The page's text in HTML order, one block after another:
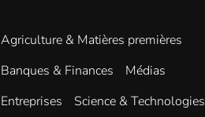
Agriculture & Matières premières
Banques & Finances
Médias
Entreprises
Science & Technologies